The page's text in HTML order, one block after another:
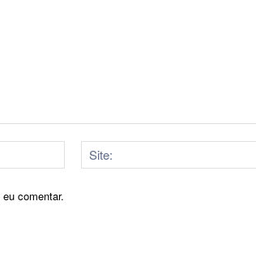
mail:*
comentar.